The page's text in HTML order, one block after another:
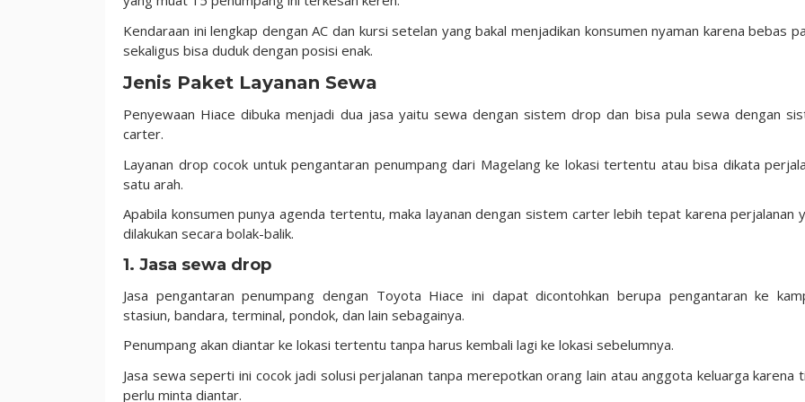
Kendaraan ini lengkap dengan AC dan kursi setelan yang bakal menjadikan konsumen nyaman karena bebas
sekaligus bisa duduk dengan posisi enak.
Jenis Paket Layanan Sewa
Penyewaan Hiace dibuka menjadi dua jasa yaitu sewa dengan sistem drop dan bisa pula sewa dengan
carter.
Layanan drop cocok untuk pengantaran penumpang dari Magelang ke lokasi tertentu atau bisa dikata
satu arah.
Apabila konsumen punya agenda tertentu, maka layanan dengan sistem carter lebih tepat karena perjalanan
dilakukan secara bolak-balik.
1. Jasa sewa drop
Jasa pengantaran penumpang dengan Toyota Hiace ini dapat dicontohkan berupa pengantaran ke
stasiun, bandara, terminal, pondok, dan lain sebagainya.
Penumpang akan diantar ke lokasi tertentu tanpa harus kembali lagi ke lokasi sebelumnya.
Jasa sewa seperti ini cocok jadi solusi perjalanan tanpa merepotkan orang lain atau anggota keluarga karena
perlu minta diantar.